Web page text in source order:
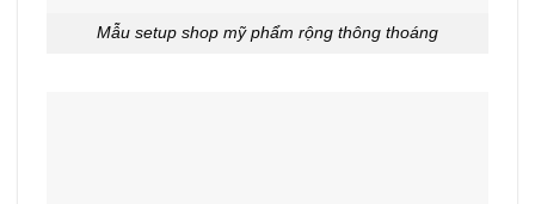
Mẫu setup shop mỹ phẩm rộng thông thoáng